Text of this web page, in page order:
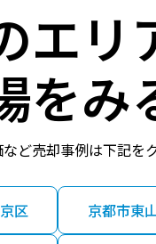
エリ
をみ
ど売却事例は下記を
区 京都市東